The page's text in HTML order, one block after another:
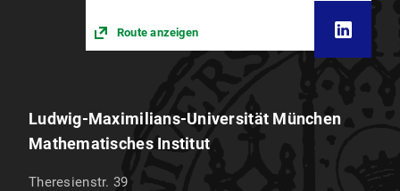
Route anzeigen
Ludwig-Maximilians-Universität München
Mathematisches Institut
Theresienstr. 39